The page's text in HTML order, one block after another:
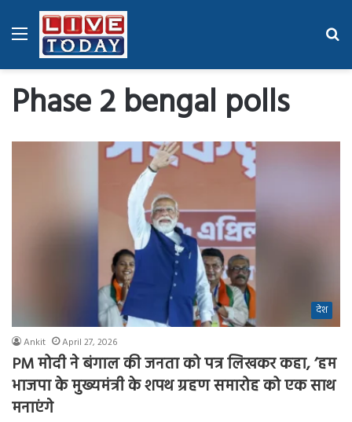
Menu
Phase 2 bengal polls
देश
Ankit April 27, 2026
PM मोदी ने बंगाल की जनता को पत्र लिखकर कहा, ‘हम
भाजपा के मुख्यमंत्री के शपथ ग्रहण समारोह को एक साथ
मनाएंगे